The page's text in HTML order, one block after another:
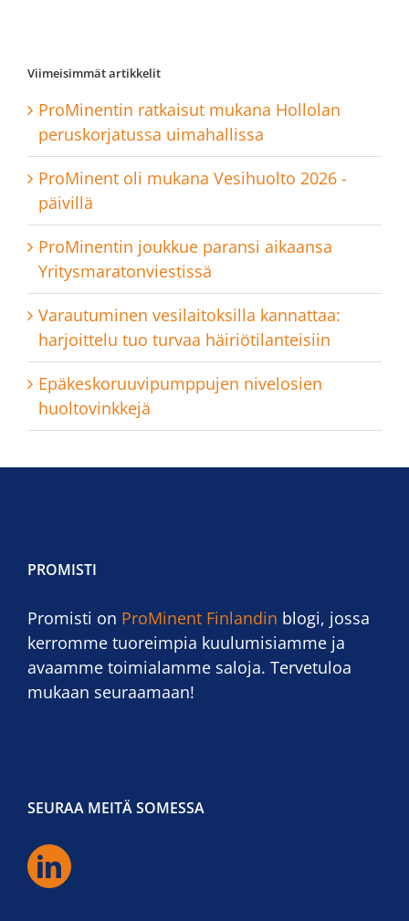
Viimeisimmät artikkelit
ProMinentin ratkaisut mukana Hollolan
peruskorjatussa uimahallissa
ProMinent oli mukana Vesihuolto 2026 -
päivillä
ProMinentin joukkue paransi aikaansa
Yritysmaratonviestissä
Varautuminen vesilaitoksilla kannattaa:
harjoittelu tuo turvaa häiriötilanteisiin
Epäkeskoruuvipumppujen nivelosien
huoltovinkkejä
PROMISTI
Promisti on ProMinent Finlandin blogi, jossa
kerromme tuoreimpia kuulumisiamme ja
avaamme toimialamme saloja. Tervetuloa
mukaan seuraamaan!
SEURAA MEITÄ SOMESSA